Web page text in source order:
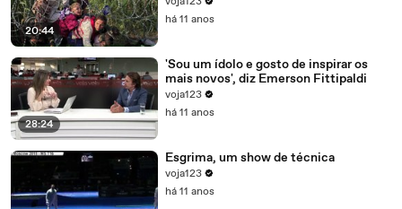
20:44
há 11 anos
28:24
'Sou um ídolo e gosto de inspirar os
mais novos', diz Emerson Fittipaldi
voja123
há 11 anos
Esgrima, um show de técnica
voja123
há 11 anos